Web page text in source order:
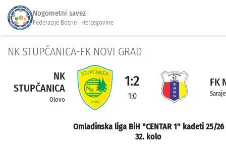
Nogometni savez
Federacije Bosne i Hercegovine
NK STUPČANICA-FK NOVI GRAD
NK
STUPČANICA
Olovo
1:2
1:0
FK
Omladinska liga BiH "CENTAR 1" kadeti 25/26
32. kolo